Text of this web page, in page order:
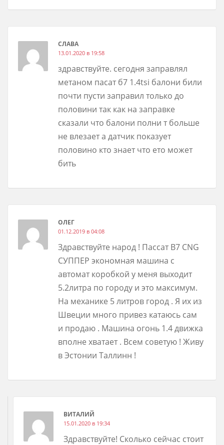
СЛАВА
13.01.2020 в 19:58
здравствуйте. сегодня заправлял
метаном пасат б7 1.4tsi балони били
почти пусти заправил только до
половини так как на заправке
сказали что балони полни т больше
не влезает а датчик показует
половино кто знает что ето может
бить
ОЛЕГ
01.12.2019 в 04:08
Здравствуйте народ ! Пассат B7 CNG
СУППЕР экономная машина с
автомат коробкой у меня выходит
5.2литра по городу и это максимум.
На механике 5 литров город . Я их из
Швеции много привез катаюсь сам
и продаю . Машина огонь 1.4 движка
вполне хватает . Всем советую ! Живу
в Эстонии Таллинн !
ВИТАЛИЙ
15.01.2020 в 19:34
Здравствуйте! Сколько сейчас стоит